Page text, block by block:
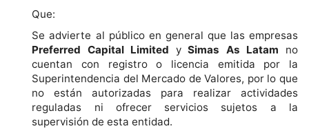
Que:
Se advierte al público en general que las empresas
Preferred Capital Limited ySimas As Latam no
cuentan con registro o licencia emitida por la
Superintendencia del Mercado de Valores, por lo que
no están autorizadas para realizar actividades
reguladas ni ofrecer servicios sujetos a la
supervisión de esta entidad.